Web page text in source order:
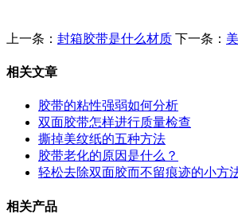
上一条： 封箱胶带是什么材质 下一条：
相关文章
胶带的粘性强弱如何分析
双面胶带怎样进行质量检查
撕掉美纹纸的五种方法
胶带老化的原因是什么？
轻松去除双面胶而不留痕迹的小方
相关产品